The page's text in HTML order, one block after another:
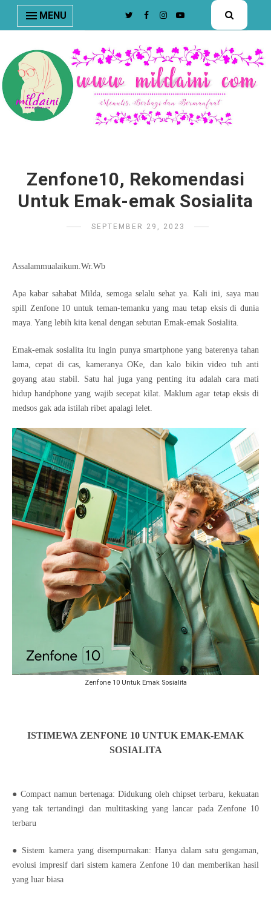
nav#menunav { border-bottom: 1px solid #e8e8e8; }
MENU
Zenfone10, Rekomendasi
Untuk Emak-emak Sosialita
SEPTEMBER 29, 2023
Assalammualaikum.Wr.Wb
Apa kabar sahabat Milda, semoga selalu sehat ya. Kali ini, saya mau
spill Zenfone 10 untuk teman-temanku yang mau tetap eksis di dunia
maya. Yang lebih kita kenal dengan sebutan Emak-emak Sosialita.
Emak-emak sosialita itu ingin punya smartphone yang baterenya tahan
lama, cepat di cas, kameranya OKe, dan kalo bikin video tuh anti
goyang atau stabil. Satu hal juga yang penting itu adalah cara mati
hidup handphone yang wajib secepat kilat. Maklum agar tetap eksis di
medsos gak ada istilah ribet apalagi lelet.
Zenfone 10 Untuk Emak Sosialita
ISTIMEWA ZENFONE 10 UNTUK EMAK-EMAK
SOSIALITA
● Compact namun bertenaga: Didukung oleh chipset terbaru, kekuatan
yang tak tertandingi dan multitasking yang lancar pada Zenfone 10
terbaru
● Sistem kamera yang disempurnakan: Hanya dalam satu gengaman,
evolusi impresif dari sistem kamera Zenfone 10 dan memberikan hasil
yang luar biasa